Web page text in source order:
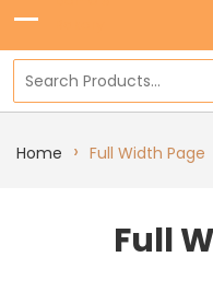
Home › Full Width Page
Full